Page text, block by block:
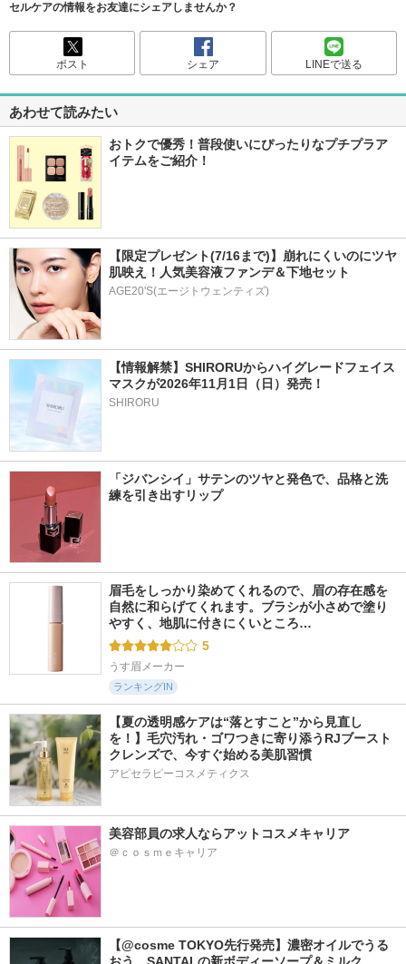
セルケアの情報をお友達にシェアしませんか？
ポスト シェア LINEで送る
あわせて読みたい
おトクで優秀！普段使いにぴったりなプチプラア
イテムをご紹介！
【限定プレゼント(7/16まで)】崩れにくいのにツヤ
肌映え！人気美容液ファンデ＆下地セット
AGE20'S(エージトウェンティズ)
【情報解禁】SHIRORUからハイグレードフェイス
マスクが2026年11月1日（日）発売！
SHIRORU
「ジバンシイ」サテンのツヤと発色で、品格と洗
練を引き出すリップ
眉毛をしっかり染めてくれるので、眉の存在感を
自然に和らげてくれます。ブラシが小さめで塗り
やすく、地肌に付きにくいところ…
5
うす眉メーカー
ランキングIN
【夏の透明感ケアは“落とすこと”から見直し
を！】毛穴汚れ・ゴワつきに寄り添うRJブースト
クレンズで、今すぐ始める美肌習慣
アピセラピーコスメティクス
美容部員の求人ならアットコスメキャリア
＠ｃｏｓｍｅキャリア
【@cosme TOKYO先行発売】濃密オイルでうる